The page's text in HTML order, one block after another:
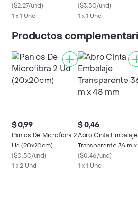
($2.27/und)
1 x 1 Und
($3.50/und)
1 x 1 Und
Productos
$ 0,99
Panios De Microfibra 2
Ud (20x20cm)
($0.50/und)
1 x 2 Und
$ 0,46
Abro Cinta Embalaje
Transparente 36 m x
48 mm
($0.46/und)
1 x 1 Und